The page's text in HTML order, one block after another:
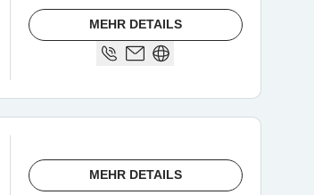
MEHR DETAILS
MEHR DETAILS